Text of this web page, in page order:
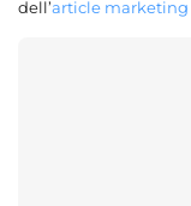
dell’article marketing